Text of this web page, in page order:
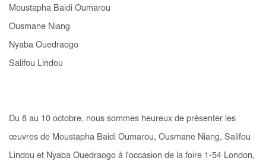
Moustapha Baidi Oumarou
Ousmane Niang
Nyaba Ouedraogo
Salifou Lindou
Du 8 au 10 octobre, nous sommes heureux de présenter les
œuvres de Moustapha Baidi Oumarou, Ousmane Niang, Salifou
Lindou et Nyaba Ouedraogo à l'occasion de la foire 1-54 London,